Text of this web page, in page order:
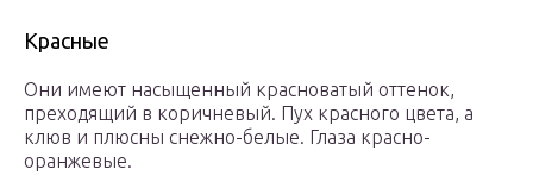
Красные
Они имеют насыщенный красноватый оттенок,
преходящий в коричневый. Пух красного цвета, а
клюв и плюсны снежно-белые. Глаза красно-
оранжевые.